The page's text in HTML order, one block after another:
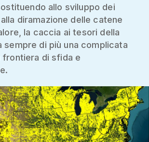
allo sviluppo dei
diramazione delle catene
la caccia ai tesori della
sempre di più una complicata
frontiera di sfida e